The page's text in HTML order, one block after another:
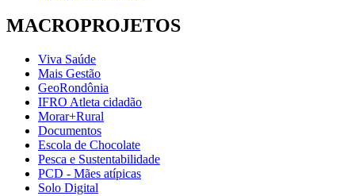
MACROPROJETOS
Viva Saúde
Mais Gestão
GeoRondônia
IFRO Atleta cidadão
Morar+Rural
Documentos
Escola de Chocolate
Pesca e Sustentabilidade
PCD - Mães atípicas
Solo Digital